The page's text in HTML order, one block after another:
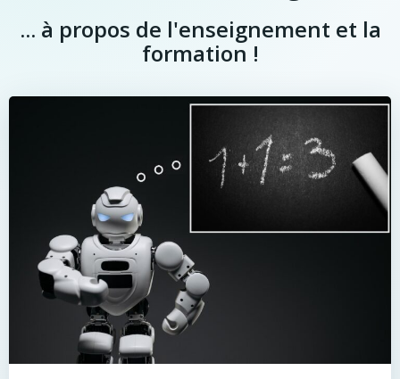
... à propos de l'enseignement et la
formation !